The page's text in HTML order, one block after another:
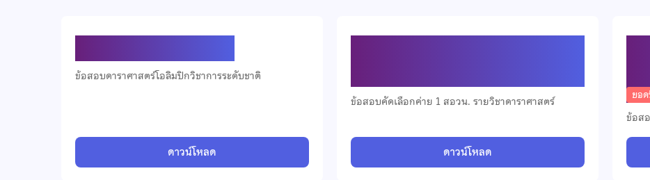
ข้อสอบดาราศาสตร์โอลิมปิกวิชาการระดับชาติ
ดาวน์โหลด
ข้อสอบคัดเลือกค่าย 1 สอวน. รายวิชาดาราศาสตร์
ดาวน์โหลด
ยอ
ข้อส